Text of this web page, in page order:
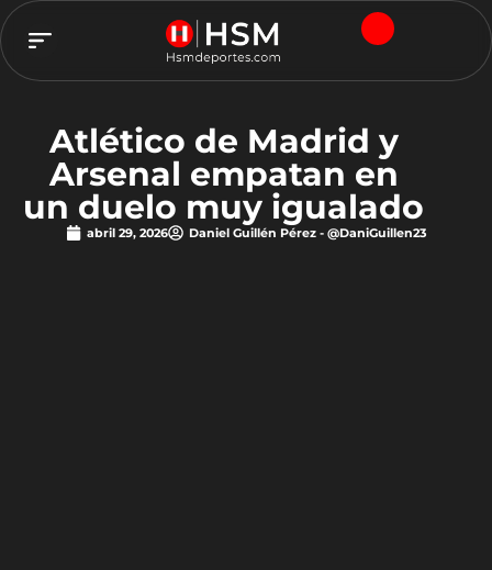
Atlético de Madrid y
Arsenal empatan en
un duelo muy igualado
abril 29, 2026 Daniel Guillén Pérez - @DaniGuillen23